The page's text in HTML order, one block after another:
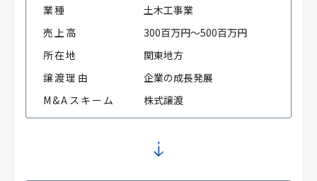
業種
土木工事業
売上高
300百万円～500百万円
所在地
関東地方
譲渡理由
企業の成長発展
M&Aスキーム
株式譲渡